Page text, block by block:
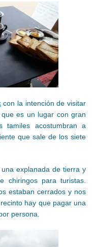
con la intención de visitar
es un lugar con gran
tamiles acostumbran a
que sale de los siete
explanada de tierra y
chiringos para turistas.
estaban cerrados y nos
hay que pagar una
persona.